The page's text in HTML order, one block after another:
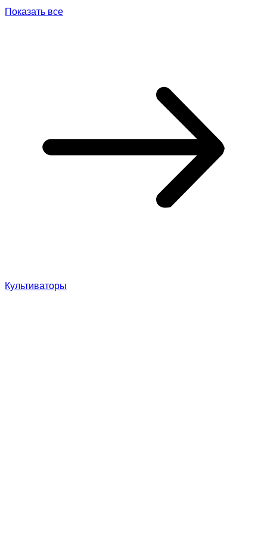
Показать все
Культиваторы